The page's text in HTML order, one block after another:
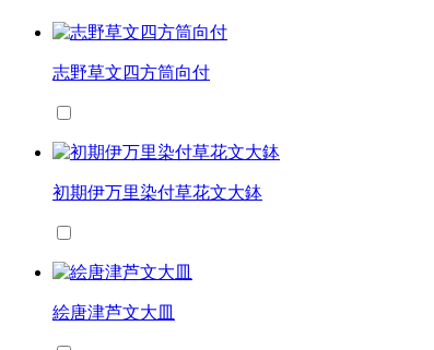
志野草文四方筒向付
初期伊万里染付草花文大鉢
絵唐津芦文大皿